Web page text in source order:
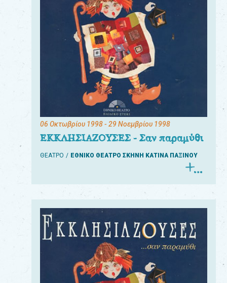
06 Οκτωβρίου 1998- 29 Νοεμβρίου 1998
ΕΚΚΛΗΣΙΑΖΟΥΣΕΣ - Σαν παραμύθι
ΘΕΑΤΡΟ ΕΘΝΙΚΟ ΘΕΑΤΡΟ ΣΚΗΝΗ ΚΑΤΙΝΑ ΠΑΞΙΝΟΥ